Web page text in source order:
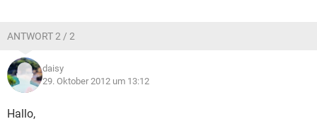
ANTWORT 2 / 2
daisy
29. Oktober 2012 um 13:12
Hallo,